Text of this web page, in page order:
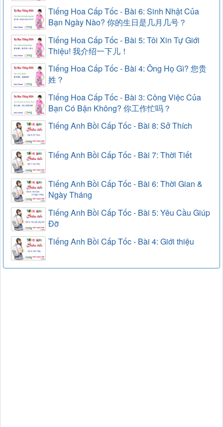
Tiếng Hoa Cấp Tốc - Bài 6: Sinh Nhật Của
Bạn Ngày Nào? 你的生日是几月几号？
Tiếng Hoa Cấp Tốc - Bài 5: Tôi Xin Tự Giới
Thiệu! 我介绍一下儿！
Tiếng Hoa Cấp Tốc - Bài 4: Ông Họ Gì? 您贵
姓？
Tiếng Hoa Cấp Tốc - Bài 3: Công Việc Của
Bạn Có Bận Không? 你工作忙吗？
Tiếng Anh Bồi Cấp Tốc - Bài 8: Sở Thích
Tiếng Anh Bồi Cấp Tốc - Bài 7: Thời Tiết
Tiếng Anh Bồi Cấp Tốc - Bài 6: Thời Gian &
Ngày Tháng
Tiếng Anh Bồi Cấp Tốc - Bài 5: Yêu Cầu Giúp
Đỡ
Tiếng Anh Bồi Cấp Tốc - Bài 4: Giới thiệu